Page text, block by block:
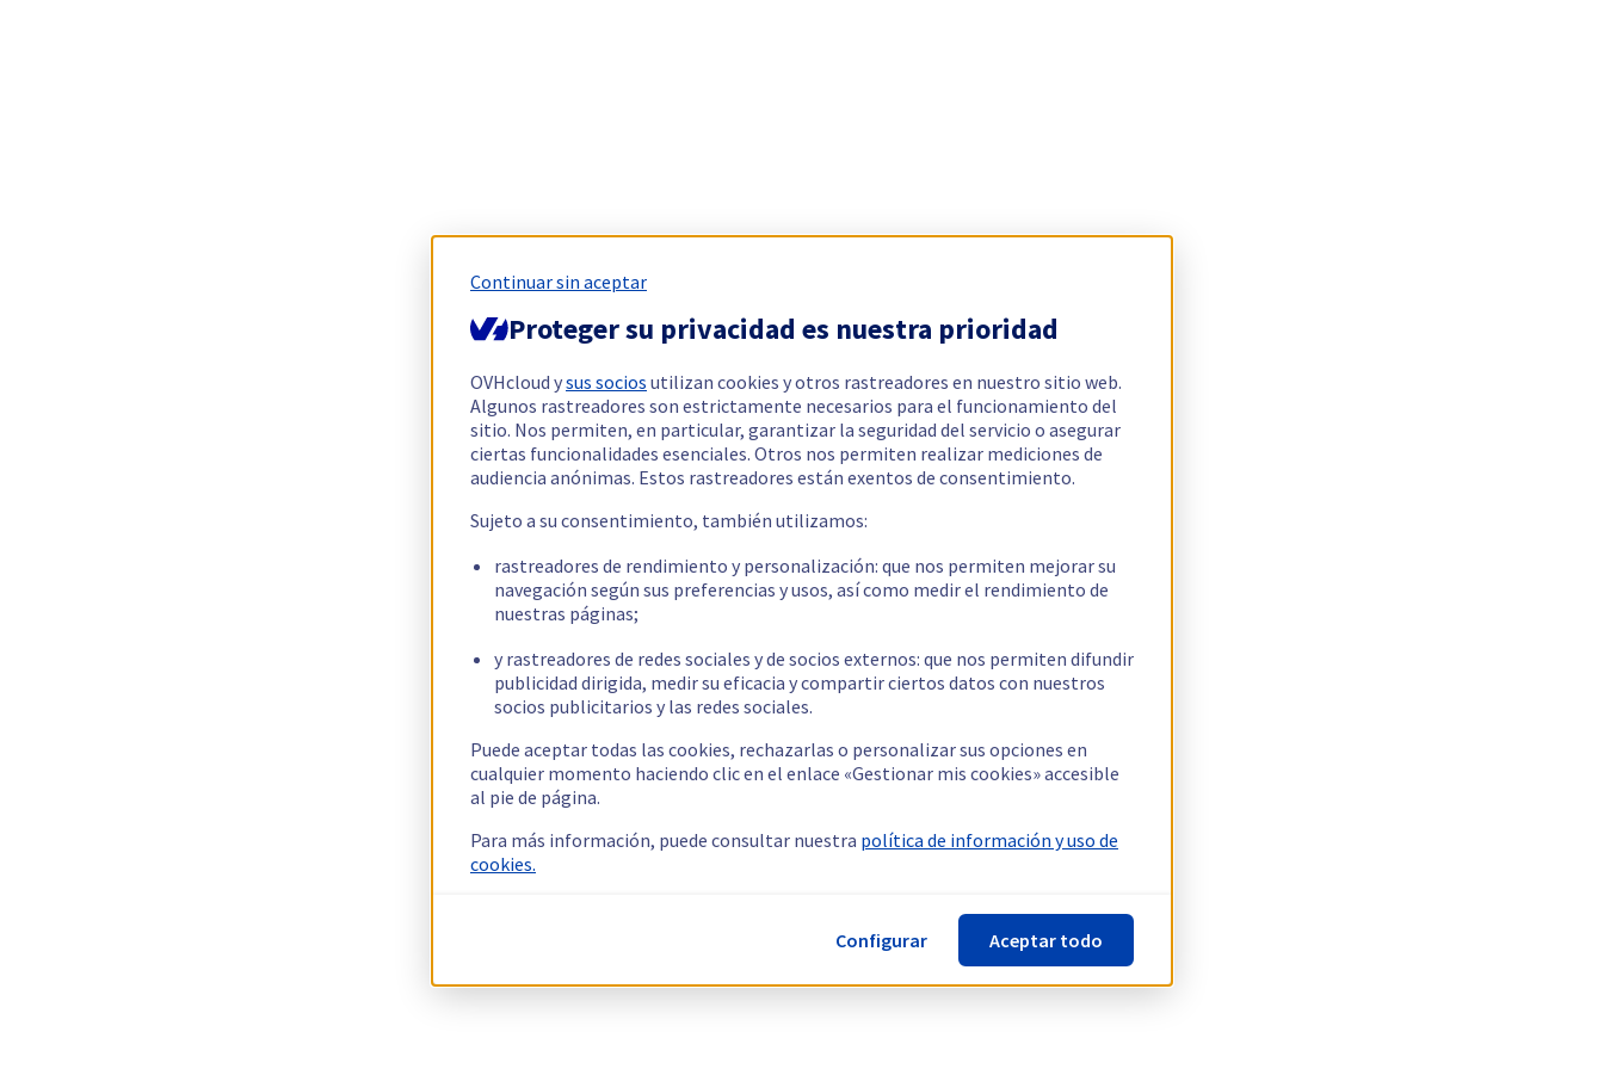
Continuar sin aceptar
Proteger su privacidad es nuestra prioridad
OVHcloud ysus socios utilizan cookies y otros rastreadores en nuestro sitio web.
Algunos rastreadores son estrictamente necesarios para el funcionamiento del
sitio. Nos permiten, en particular, garantizar la seguridad del servicio o asegurar
ciertas funcionalidades esenciales. Otros nos permiten realizar mediciones de
audiencia anónimas. Estos rastreadores están exentos de consentimiento.
Sujeto a su consentimiento, también utilizamos:
rastreadores de rendimiento y personalización: que nos permiten mejorar su
navegación según sus preferencias y usos, así como medir el rendimiento de
nuestras páginas;
y rastreadores de redes sociales y de socios externos: que nos permiten difundir
publicidad dirigida, medir su eficacia y compartir ciertos datos con nuestros
socios publicitarios y las redes sociales.
Puede aceptar todas las cookies, rechazarlas o personalizar sus opciones en
cualquier momento haciendo clic en el enlace «Gestionar mis cookies» accesible
al pie de página.
Para más información, puede consultar nuestra política de información y uso de
cookies.
Configurar Aceptar todo